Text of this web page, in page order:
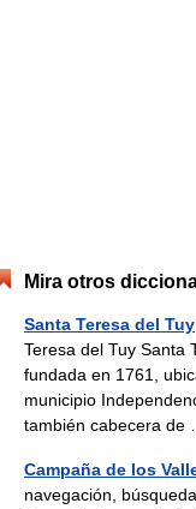
Mira otros
Santa Teresa del Tuy
Teresa del Tuy Santa
fundada en 1761,
municipio
también cabecera
Campaña de los
navegación,